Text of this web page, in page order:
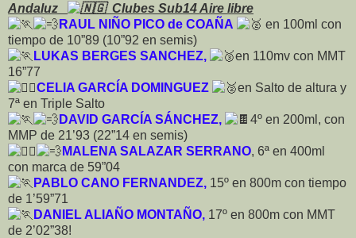
Andaluz
Clubes Sub14 Aire libre
RAUL NIÑO PICO de COAÑA
en 100ml con
tiempo de 10”89 (10”92 en semis)
LUKAS BERGES SANCHEZ,
en 110mv con MMT
16”77
CELIA GARCÍA DOMINGUEZ
en Salto de altura y
7ª en Triple Salto
DAVID GARCÍA SÁNCHEZ,
4º en 200ml, con
MMP de 21’93 (22”14 en semis)
MALENA SALAZAR SERRANO, 6ª en 400ml
con marca de 59”04
PABLO CANO FERNANDEZ, 15º en 800m con tiempo
de 1’59”71
DANIEL ALIAÑO MONTAÑO, 17º en 800m con MMT
de 2’02”38!